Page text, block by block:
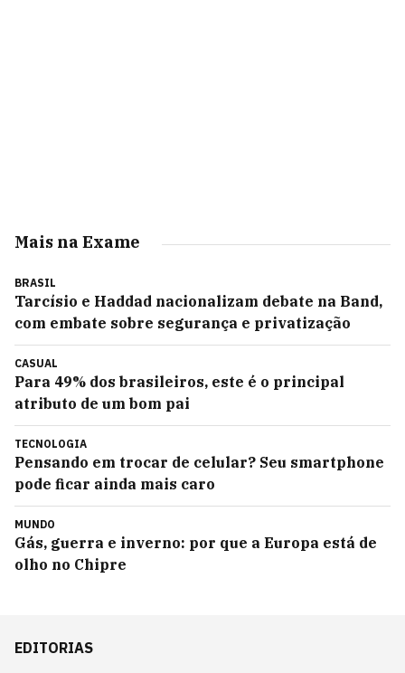
Mais na Exame
BRASIL
Tarcísio e Haddad nacionalizam debate na Band,
com embate sobre segurança e privatização
CASUAL
Para 49% dos brasileiros, este é o principal
atributo de um bom pai
TECNOLOGIA
Pensando em trocar de celular? Seu smartphone
pode ficar ainda mais caro
MUNDO
Gás, guerra e inverno: por que a Europa está de
olho no Chipre
EDITORIAS